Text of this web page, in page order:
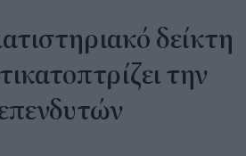
δείκτη
την